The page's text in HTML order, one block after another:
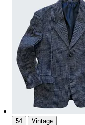
54 | Vintage